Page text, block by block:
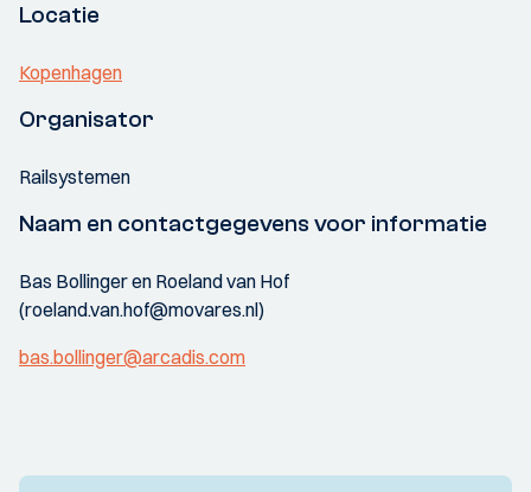
Locatie
Kopenhagen
Organisator
Railsystemen
Naam en contactgegevens voor informatie
Bas Bollinger en Roeland van Hof
(roeland.van.hof@movares.nl)
bas.bollinger@arcadis.com